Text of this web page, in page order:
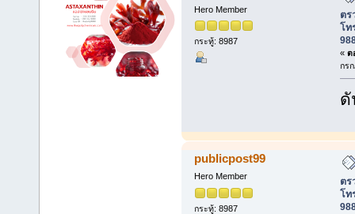
Hero Member
กระทู้: 8987
ตร
โท
« ต
กร
ดั
publicpost99
Hero Member
กระทู้: 8987
ตร
โท